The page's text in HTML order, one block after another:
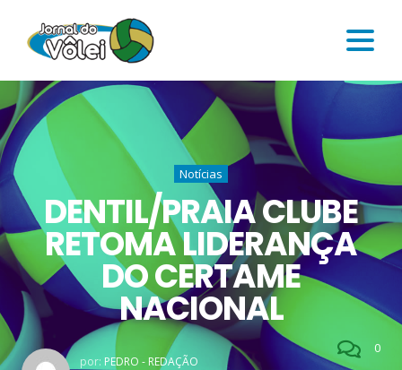
Notícias
DENTIL/PRAIA CLUBE
RETOMA LIDERANÇA
DO CERTAME
NACIONAL
por: PEDRO - REDAÇÃO
0